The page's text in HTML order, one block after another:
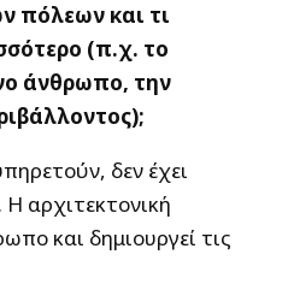
πόλεων και τι
(π.χ. το
άνθρωπο, την
δεν έχει
Η αρχιτεκτονική
και δημιουργεί τις